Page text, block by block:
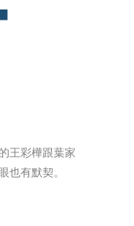
王彩樺跟葉家
也有默契。